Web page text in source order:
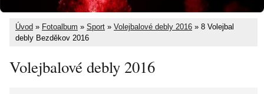
Úvod » Fotoalbum » Sport » Volejbalové debly 2016 » 8 Volejbal
debly Bezděkov 2016
Volejbalové debly 2016